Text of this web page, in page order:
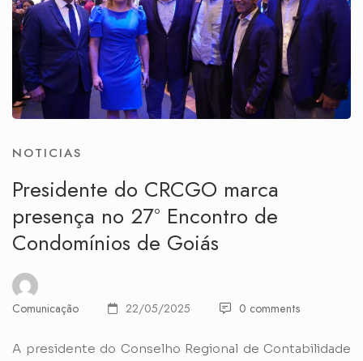
NOTICIAS
Presidente do CRCGO marca
presença no 27º Encontro de
Condomínios de Goiás
Comunicação 22/05/2025 0 comments
A presidente do Conselho Regional de Contabilidade